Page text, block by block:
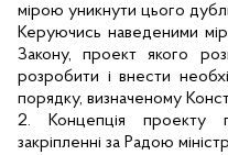
мірою уникнути цього
Керуючись наведеними
Закону, проект якого
розробити і внести
порядку, визначеному
2.
Концепція проекту
закріпленні за Радою